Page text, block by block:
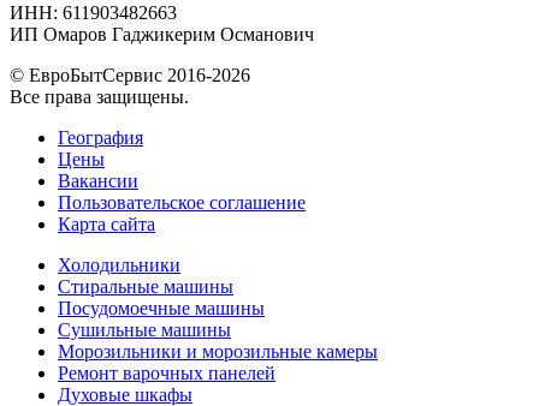
ИНН: 611903482663
ИП Омаров Гаджикерим Османович
© ЕвроБытСервис 2016-2026
Все права защищены.
География
Цены
Вакансии
Пользовательское соглашение
Карта сайта
Холодильники
Стиральные машины
Посудомоечные машины
Сушильные машины
Морозильники и морозильные камеры
Ремонт варочных панелей
Духовые шкафы